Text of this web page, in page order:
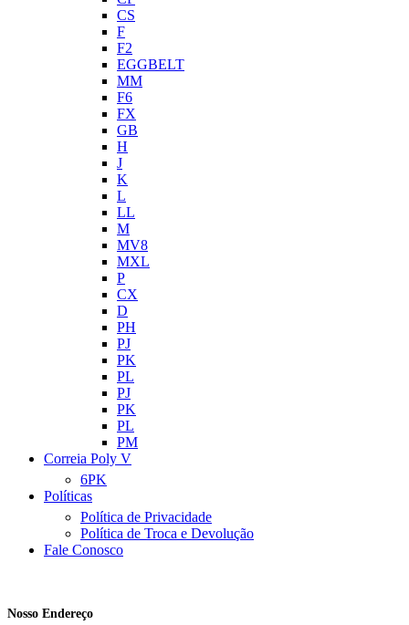
CS
F
F2
EGGBELT
MM
F6
FX
GB
H
J
K
L
LL
M
MV8
MXL
P
CX
D
PH
PJ
PK
PL
PJ
PK
PL
PM
Correia Poly V
6PK
Políticas
Política de Privacidade
Política de Troca e Devolução
Fale Conosco
Nosso Endereço